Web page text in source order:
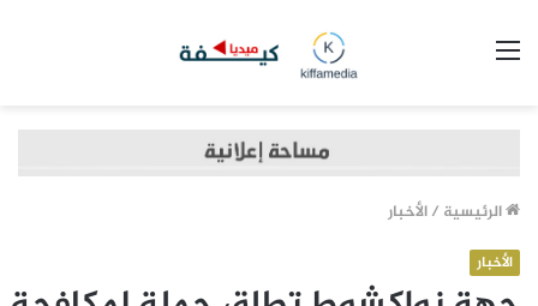
الرئيسية /الأخبار
الأخبار